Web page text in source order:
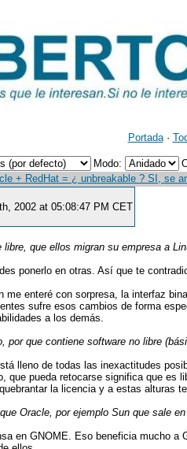
Portada·
Modo:
+ RedHat = ¿ unbreakable ? SI, se
2002 at 05:08:47 PM CET
que ellos migran su empresa a
ponerlo en otras. Así que te
me enteré con sorpresa, la interfaz
sufre esos cambios de forma
a los demás.
por que contiene software no libre
lleno de todas las inexactitudes
que pueda retocarse significa que
la licencia y a estas alturas
Oracle, por ejemplo Sun que sale
en GNOME. Eso beneficia mucho